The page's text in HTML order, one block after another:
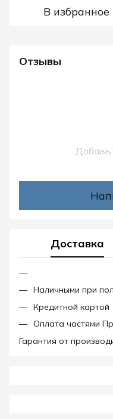
В избранное
Отзывы
Доставка
Наличными при
Кредитной картой
Оплата частями
Гарантия от